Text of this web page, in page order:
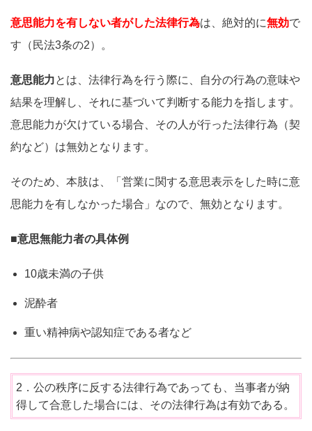
意思能力を有しない者がした法律行為は、絶対的に無効で
す（民法3条の2）。
意思能力とは、法律行為を行う際に、自分の行為の意味や
結果を理解し、それに基づいて判断する能力を指します。
意思能力が欠けている場合、その人が行った法律行為（契
約など）は無効となります。
そのため、本肢は、「営業に関する意思表示をした時に意
思能力を有しなかった場合」なので、無効となります。
■意思無能力者の具体例
10歳未満の子供
泥酔者
重い精神病や認知症である者など
2．公の秩序に反する法律行為であっても、当事者が納
得して合意した場合には、その法律行為は有効である。